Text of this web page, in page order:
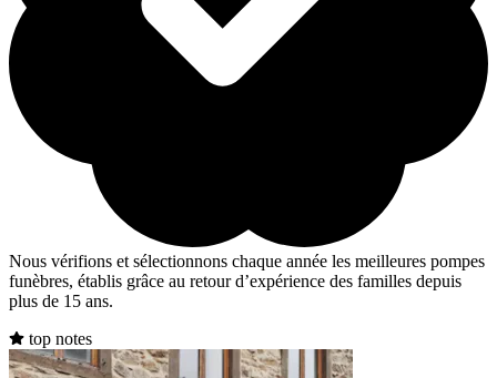
Nous vérifions et sélectionnons chaque année les meilleures pompes
funèbres, établis grâce au retour d’expérience des familles depuis
plus de 15 ans.
top notes